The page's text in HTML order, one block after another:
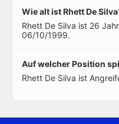
Wie alt ist Rhett De
Rhett De Silva ist 26
06/10/1999.
Auf welcher Position
Rhett De Silva ist